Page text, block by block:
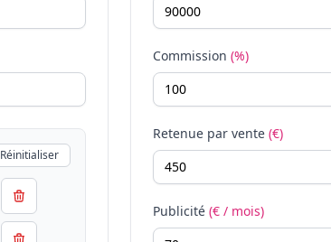
Réinitialiser
Commission (%)
Retenue par vente (€)
Publicité (€ / mois)